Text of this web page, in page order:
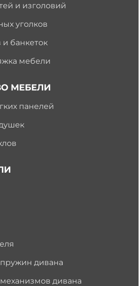
и изголовий
уголков
банкеток
мебели
МЕБЕЛИ
панелей
дивана
дивана